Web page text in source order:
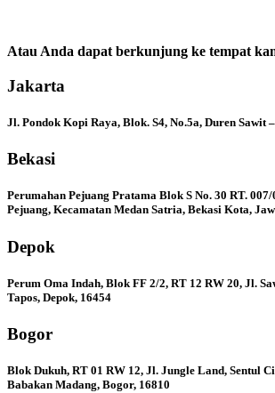
Atau Anda dapat berkunjung ke tempat
Jakarta
Jl. Pondok Kopi Raya, Blok. S4, No.5a, Duren Sawit
Bekasi
Perumahan Pejuang Pratama Blok S No. 30 RT.
Pejuang, Kecamatan Medan Satria, Bekasi Kota,
Depok
Perum Oma Indah, Blok FF 2/2, RT 12 RW 20, Jl.
Tapos, Depok, 16454
Bogor
Blok Dukuh, RT 01 RW 12, Jl. Jungle Land, Sentul
Babakan Madang, Bogor, 16810